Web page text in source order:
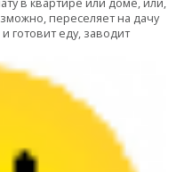
переселяет на дачу
готовит еду, заводит